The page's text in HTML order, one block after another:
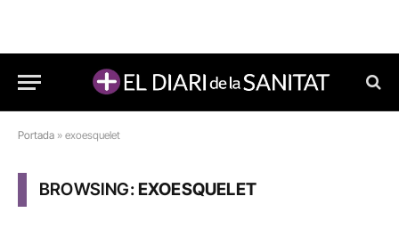
Portada » exoesquelet
BROWSING:EXOESQUELET